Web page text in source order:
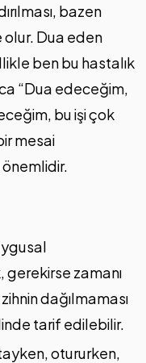
bazen
olur. Dua eden
ben bu hastalık
“Dua edeceğim,
bu işi çok
mesai
zamanı
dağılmaması
tarif edilebilir.
otururken,